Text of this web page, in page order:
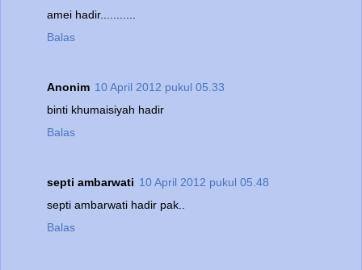
amei hadir...........
Balas
Anonim 10 April 2012 pukul 05.33
binti khumaisiyah hadir
Balas
septi ambarwati 10 April 2012 pukul 05.48
septi ambarwati hadir pak..
Balas